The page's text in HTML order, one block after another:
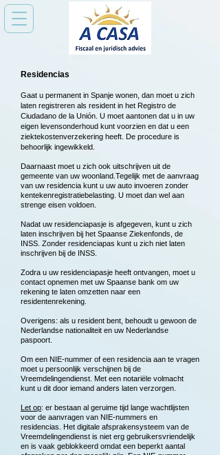
Residencias
Gaat u permanent in Spanje wonen, dan moet u zich
laten registreren als resident in het Registro de
Ciudadano de la Unión. U moet aantonen dat u in uw
eigen levensonderhoud kunt voorzien en dat u een
ziektekostenverzekering heeft. De procedure is
behoorlijk ingewikkeld.
Daarnaast moet u zich ook uitschrijven uit de
gemeente van uw woonland. Tegelijk met de aanvraag
van uw residencia kunt u uw auto invoeren zonder
kentekenregistratiebelasting. U moet dan wel aan
strenge eisen voldoen.
Nadat uw residenciapasje is afgegeven, kunt u zich
laten inschrijven bij het Spaanse Ziekenfonds, de
INSS. Zonder residenciapas kunt u zich niet laten
inschrijven bij de INSS.
Zodra u uw residenciapasje heeft ontvangen, moet u
contact opnemen met uw Spaanse bank om uw
rekening te laten omzetten naar een
residentenrekening.
Overigens: als u resident bent, behoudt u gewoon de
Nederlandse nationaliteit en uw Nederlandse
paspoort.
Om een NIE-nummer of een residencia aan te vragen
moet u persoonlijk verschijnen bij de
Vreemdelingendienst. Met een notariële volmacht
kunt u dit door iemand anders laten verzorgen.
Let op: er bestaan al geruime tijd lange wachtlijsten
voor de aanvragen van NIE-nummers en
residencias. Het digitale afsprakensysteem van de
Vreemdelingendienst is niet erg gebruikersvriendelijk
en is vaak geblokkeerd omdat een beperkt aantal